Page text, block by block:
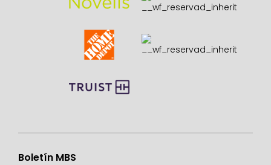
Boletín MBS